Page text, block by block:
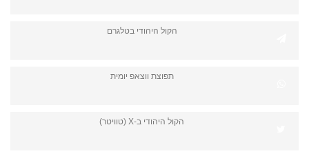
הקול היהודי בטלגרם
תפוצת ווצאפ יומית
הקול היהודי ב-X (טוויטר)